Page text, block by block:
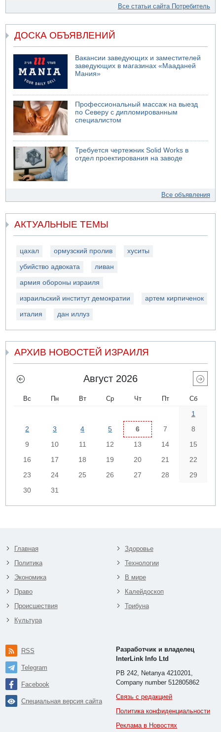
Все статьи сайта Потребитель
ДОСКА ОБЪЯВЛЕНИЙ
Вакансии заведующих и заместителей
заведующих в магазинах «Мааданей
Мания»
Профессиональный массаж на выезд
по Северу с дипломированным
специалистом
Требуется чертежник Solid Works в
отдел проектирования на заводе
Все объявления
АКТУАЛЬНЫЕ ТЕМЫ
цахал ормузский пролив хуситы
убийство адвоката ливан
армия обороны израиля
израильский институт демократии артем кирпиченок
италия дан иллуз
АРХИВ НОВОСТЕЙ ИЗРАИЛЯ
Август 2026
Вс Пн Вт Ср Чт Пт Сб
1
2
3 4 5 6 7
8
9
10 11 12 13 14
15
16
17 18 19 20 21
22
23
24 25 26 27 28
29
30
31
Главная
Политика
Экономика
Право
Происшествия
Культура
Здоровье
Технологии
В мире
Калейдоскоп
Трибуна
RSS
Telegram
Facebook
Специальная версия сайта
Разработчик и владелец
InterLink Info Ltd
PB 242, Netanya 4210201,
Company number 512805862
Связь с редакцией
Политика конфиденциальности
Реклама в Новостях